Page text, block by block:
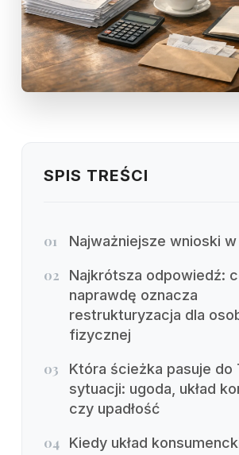
SPIS TREŚCI
01 Najważniejsze wnioski
02
Najkrótsza odpowiedź:
naprawdę oznacza
restrukturyzacja dla
fizycznej
03
Która ścieżka pasuje do
sytuacji: ugoda, układ
czy upadłość
04
Kiedy układ